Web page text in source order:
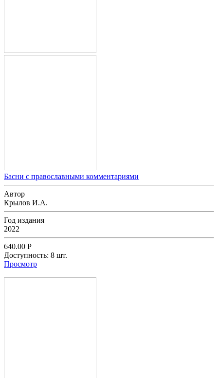
Басни с православными комментариями
Автор
Крылов И.А.
Год издания
2022
640.00 Р
Доступность: 8 шт.
Просмотр